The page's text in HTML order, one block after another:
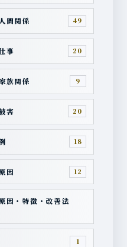
間関係 49
事 20
族関係 9
害 20
18
因 12
因・特徴・改善法
1